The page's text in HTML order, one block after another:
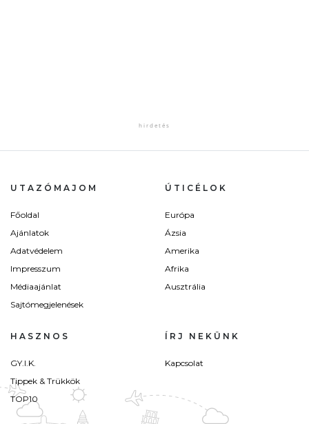
UTAZÓMAJOM
Főoldal
Ajánlatok
Adatvédelem
Impresszum
Médiaajánlat
Sajtómegjelenések
ÚTICÉLOK
Európa
Ázsia
Amerika
Afrika
Ausztrália
HASZNOS
GY.I.K.
Tippek & Trükkök
TOP10
ÍRJ NEKÜNK
Kapcsolat